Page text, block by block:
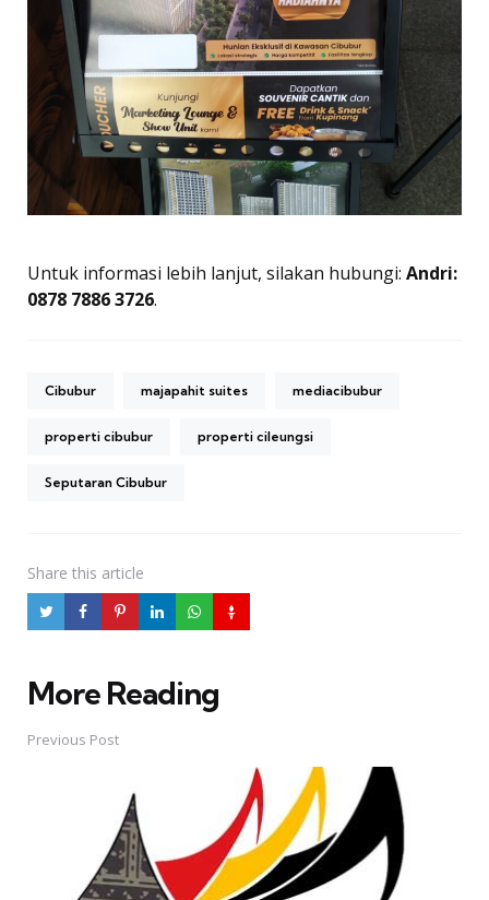
Untuk informasi lebih lanjut, silakan hubungi: Andri:
0878 7886 3726.
Cibubur majapahit suites mediacibubur
properti cibubur properti cileungsi
Seputaran Cibubur
Share this article
More Reading
Post
navigation
Previous Post